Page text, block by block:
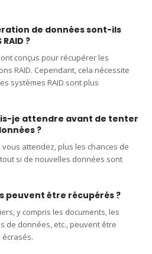
de données sont-ils
?
conçus pour récupérer les
RAID. Cependant, cela nécessite
systèmes RAID sont plus
je attendre avant de tenter
?
vous attendez, plus les chances de
si de nouvelles données sont
peuvent être récupérés ?
y compris les documents, les
de données, etc., peuvent être
écrasés.